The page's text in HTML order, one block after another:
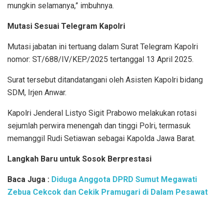
mungkin selamanya,” imbuhnya.
Mutasi Sesuai Telegram Kapolri
Mutasi jabatan ini tertuang dalam Surat Telegram Kapolri
nomor: ST/688/IV/KEP./2025 tertanggal 13 April 2025.
Surat tersebut ditandatangani oleh Asisten Kapolri bidang
SDM, Irjen Anwar.
Kapolri Jenderal Listyo Sigit Prabowo melakukan rotasi
sejumlah perwira menengah dan tinggi Polri, termasuk
memanggil Rudi Setiawan sebagai Kapolda Jawa Barat.
Langkah Baru untuk Sosok Berprestasi
Baca Juga : Diduga Anggota DPRD Sumut Megawati
Zebua Cekcok dan Cekik Pramugari di Dalam Pesawat